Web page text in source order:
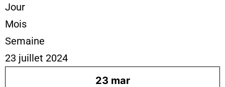
Jour
Mois
Semaine
23 juillet 2024
23 mar